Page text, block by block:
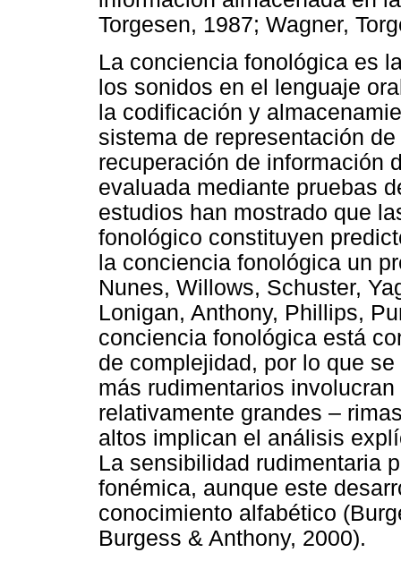
Torgesen, 1987; Wagner,
La conciencia fonológica es
los sonidos en el lenguaje
la codificación y
sistema de representación
recuperación de información
evaluada mediante pruebas
estudios han mostrado que
fonológico constituyen
la conciencia fonológica un
Nunes, Willows, Schuster,
Lonigan, Anthony, Phillips,
conciencia fonológica está
de complejidad, por lo que
más rudimentarios
relativamente grandes –
altos implican el análisis
La sensibilidad rudimentaria
fonémica, aunque este
conocimiento alfabético
Burgess & Anthony, 2000).